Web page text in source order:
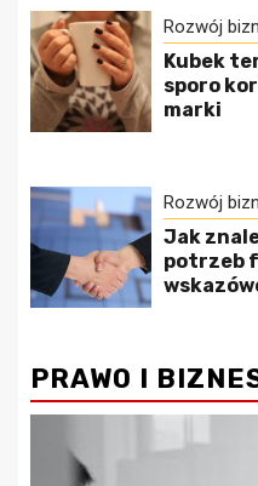
Rozwój
Kubek
sporo
marki
Rozwój
Jak
potrzeb
PRAWO I